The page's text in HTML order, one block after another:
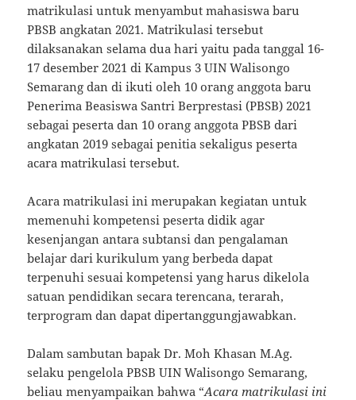
matrikulasi untuk menyambut mahasiswa baru
PBSB angkatan 2021. Matrikulasi tersebut
dilaksanakan selama dua hari yaitu pada tanggal 16-
17 desember 2021 di Kampus 3 UIN Walisongo
Semarang dan di ikuti oleh 10 orang anggota baru
Penerima Beasiswa Santri Berprestasi (PBSB) 2021
sebagai peserta dan 10 orang anggota PBSB dari
angkatan 2019 sebagai penitia sekaligus peserta
acara matrikulasi tersebut.
Acara matrikulasi ini merupakan kegiatan untuk
memenuhi kompetensi peserta didik agar
kesenjangan antara subtansi dan pengalaman
belajar dari kurikulum yang berbeda dapat
terpenuhi sesuai kompetensi yang harus dikelola
satuan pendidikan secara terencana, terarah,
terprogram dan dapat dipertanggungjawabkan.
Dalam sambutan bapak Dr. Moh Khasan M.Ag.
selaku pengelola PBSB UIN Walisongo Semarang,
beliau menyampaikan bahwa “Acara matrikulasi ini